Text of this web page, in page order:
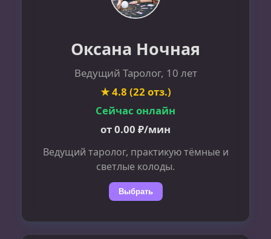
Оксана Ночная
Ведущий Таролог, 10 лет
★ 4.8 (22 отз.)
Сейчас онлайн
от 0.00 ₽/мин
Ведущий таролог, практикую тёмные и
светлые колоды.
Выбрать